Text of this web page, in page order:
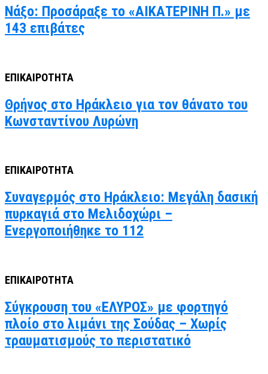
Νάξο: Προσάραξε το «ΑΙΚΑΤΕΡΙΝΗ Π.» με
143 επιβάτες
ΕΠΙΚΑΙΡΟΤΗΤΑ
Θρήνος στο Ηράκλειο για τον θάνατο του
Κωνσταντίνου Λυρώνη
ΕΠΙΚΑΙΡΟΤΗΤΑ
Συναγερμός στο Ηράκλειο: Μεγάλη δασική
πυρκαγιά στο Μελιδοχώρι –
Ενεργοποιήθηκε το 112
ΕΠΙΚΑΙΡΟΤΗΤΑ
Σύγκρουση του «ΕΛΥΡΟΣ» με φορτηγό
πλοίο στο λιμάνι της Σούδας – Χωρίς
τραυματισμούς το περιστατικό